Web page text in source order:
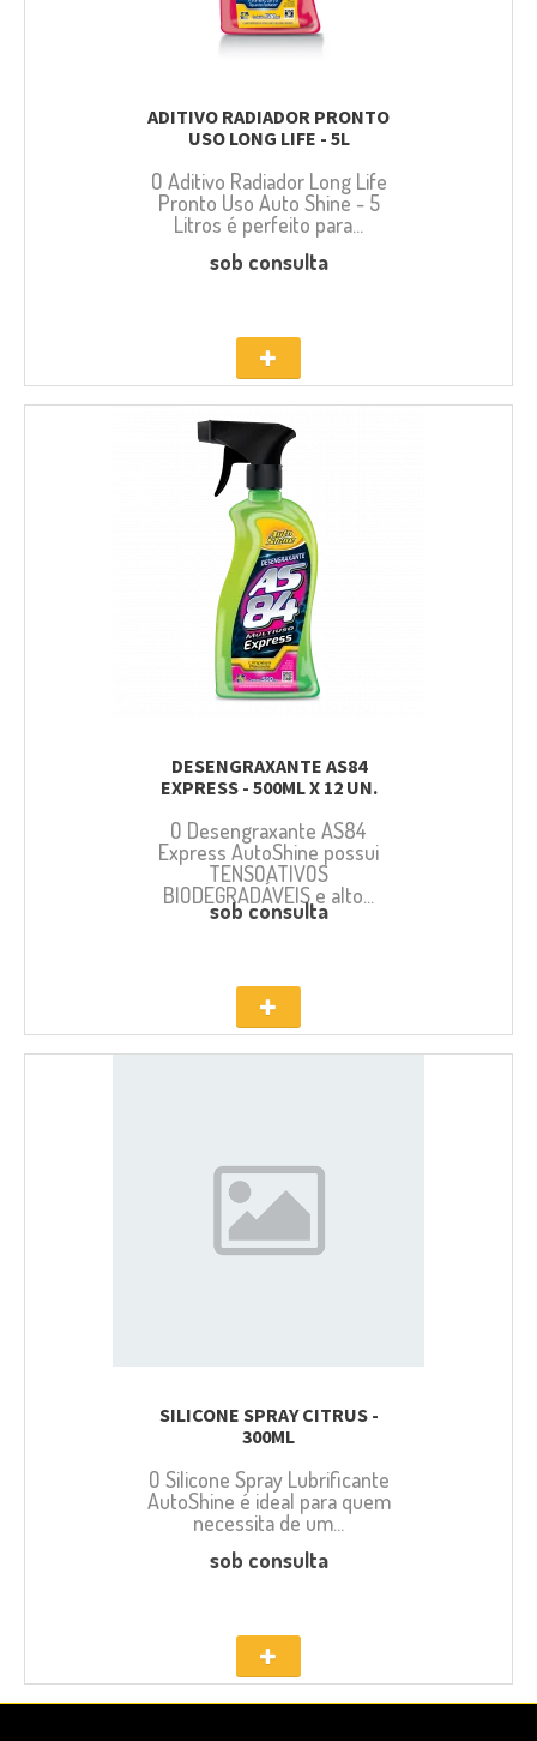
ADITIVO RADIADOR PRONTO
USO LONG LIFE - 5L
O Aditivo Radiador Long Life
Pronto Uso Auto Shine - 5
Litros é perfeito para...
sob consulta
DESENGRAXANTE AS84
EXPRESS - 500ML X 12 UN.
O Desengraxante AS84
Express AutoShine possui
TENSOATIVOS
BIODEGRADÁVEIS e alto...
sob consulta
SILICONE SPRAY CITRUS -
300ML
O Silicone Spray Lubrificante
AutoShine é ideal para quem
necessita de um...
sob consulta